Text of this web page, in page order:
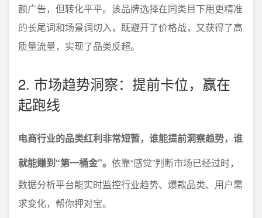
额广告，但转化平平。该品牌选择在同类目下用更精准
的长尾词和场景词切入，既避开了价格战，又获得了高
质量流量，实现了品类反超。
2. 市场趋势洞察：提前卡位，赢在
起跑线
电商行业的品类红利非常短暂，谁能提前洞察趋势，谁
就能赚到“第一桶金”。 依靠“感觉”判断市场已经过时，
数据分析平台能实时监控行业趋势、爆款品类、用户需
求变化，帮你押对宝。